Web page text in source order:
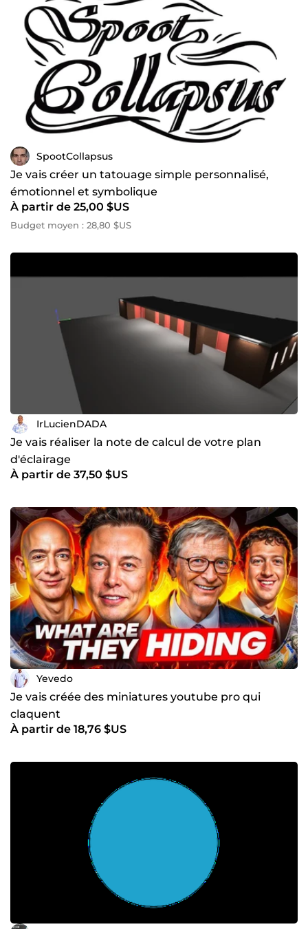
SpootCollapsus
Je vais créer un tatouage simple personnalisé,
émotionnel et symbolique
À partir de 25,00 $US
Budget moyen : 28,80 $US
IrLucienDADA
Je vais réaliser la note de calcul de votre plan
d'éclairage
À partir de 37,50 $US
Yevedo
Je vais créée des miniatures youtube pro qui
claquent
À partir de 18,76 $US